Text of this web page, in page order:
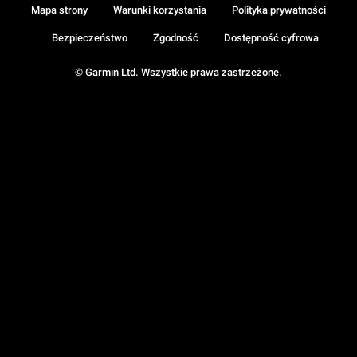
© Garmin Ltd. Wszystkie prawa zastrzeżone.
Mapa strony Warunki korzystania Polityka prywatności
Bezpieczeństwo Zgodność Dostępność cyfrowa